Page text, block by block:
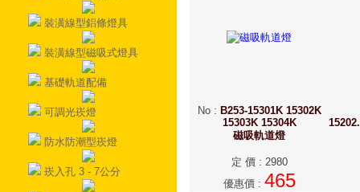
裝潢線型鋁條燈具
裝潢線型磁吸式燈具
基礎軌道配備
可調光崁燈
防水防潮型崁燈
崁入孔 3 - 7公分
No: B253-15301K 15302K
15303K 15304K
磁吸軌道燈
定 價: 2980
優惠價: 465